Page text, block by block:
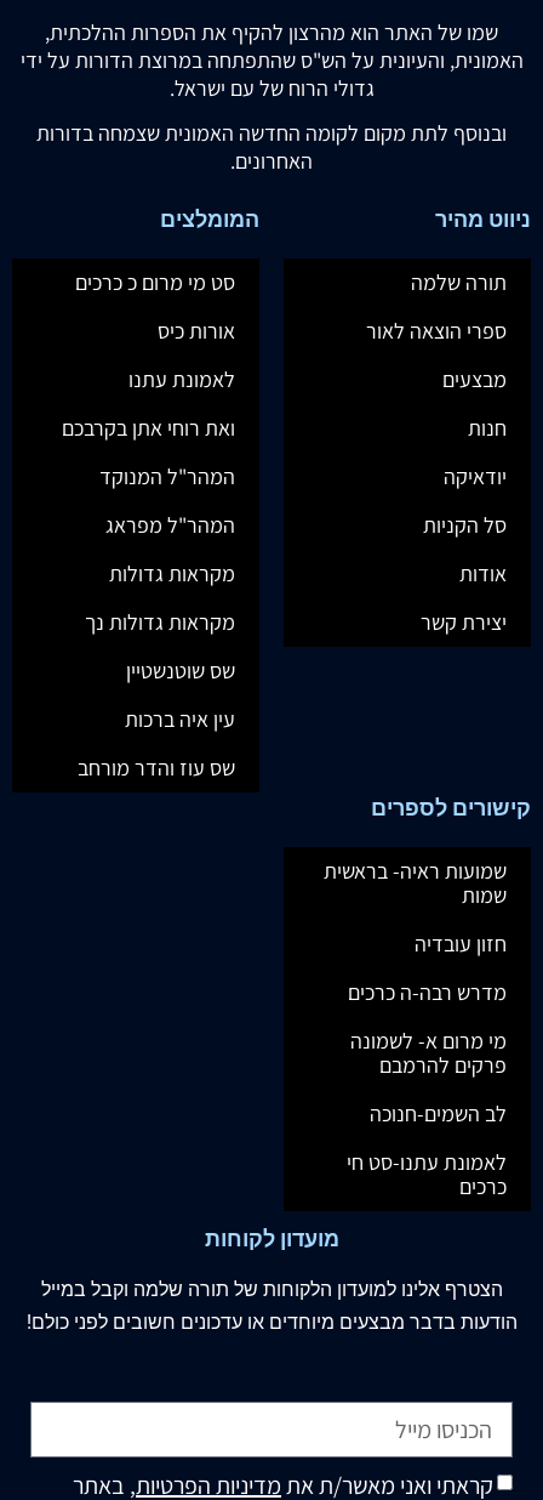
שמו של האתר הוא מהרצון להקיף את הספרות ההלכתית,
האמונית, והעיונית על הש"ס שהתפתחה במרוצת הדורות על ידי
גדולי הרוח של עם ישראל.
ובנוסף לתת מקום לקומה החדשה האמונית שצמחה בדורות
האחרונים.
ניווט מהיר
תורה שלמה
ספרי הוצאה לאור
מבצעים
חנות
יודאיקה
סל הקניות
אודות
יצירת קשר
המומלצים
סט מי מרום כ כרכים
אורות כיס
לאמונת עתנו
ואת רוחי אתן בקרבכם
המהר"ל המנוקד
המהר"ל מפראג
מקראות גדולות
מקראות גדולות נך
שס שוטנשטיין
עין איה ברכות
שס עוז והדר מורחב
קישורים לספרים
שמועות ראיה- בראשית
שמות
חזון עובדיה
מדרש רבה-ה כרכים
מי מרום א- לשמונה
פרקים להרמבם
לב השמים-חנוכה
לאמונת עתנו-סט חי
כרכים
מועדון לקוחות
הצטרף אלינו למועדון הלקוחות של תורה שלמה וקבל במייל
הודעות בדבר מבצעים מיוחדים או עדכונים חשובים לפני כולם!
קראתי ואני מאשר/ת אתמדיניות הפרטיות, באתר